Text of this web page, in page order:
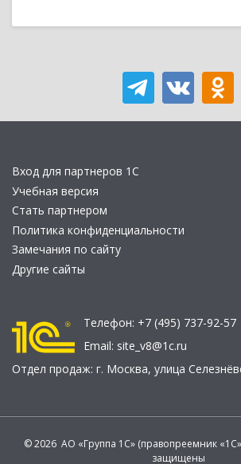
Вход для партнеров 1С
Учебная версия
Стать партнером
Политика конфиденциальности
Замечания по сайту
Другие сайты
Телефон: +7 (495) 737-92-57
Email: site_v8@1c.ru
Отдел продаж: г. Москва, улица
© 2026 АО «Группа 1С» (правопреемник
защищены